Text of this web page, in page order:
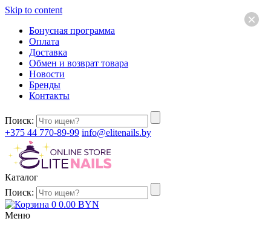
Skip to content
Бонусная программа
Оплата
Доставка
Обмен и возврат товара
Новости
Бренды
Контакты
Поиск:
+375 44 770-89-99 info@elitenails.by
Каталог
Поиск:
0 0.00 BYN
Меню
×